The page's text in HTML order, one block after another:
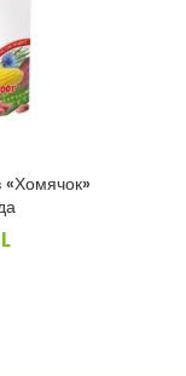
«Хомячок»